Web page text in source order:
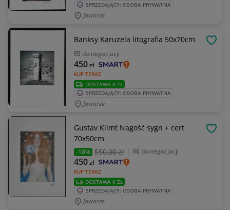
SPRZEDAJĄCY: OSOBA PRYWATNA
Jaworze
Banksy Karuzela litografia 50x70cm
do negocjacji
KUP TERAZ
450zł
DOSTAWA 0 ZŁ
SPRZEDAJĄCY: OSOBA PRYWATNA
Jaworze
Gustav Klimt Nagość sygn + cert
70x50cm
-18% 550,00 zł do negocjacji
KUP TERAZ
450zł
DOSTAWA 0 ZŁ
SPRZEDAJĄCY: OSOBA PRYWATNA
Jaworze